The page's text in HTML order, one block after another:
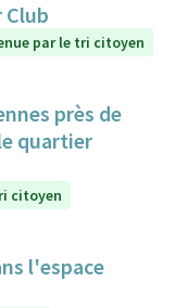
Club
par le tri citoyen
près de
quartier
citoyen
l'espace